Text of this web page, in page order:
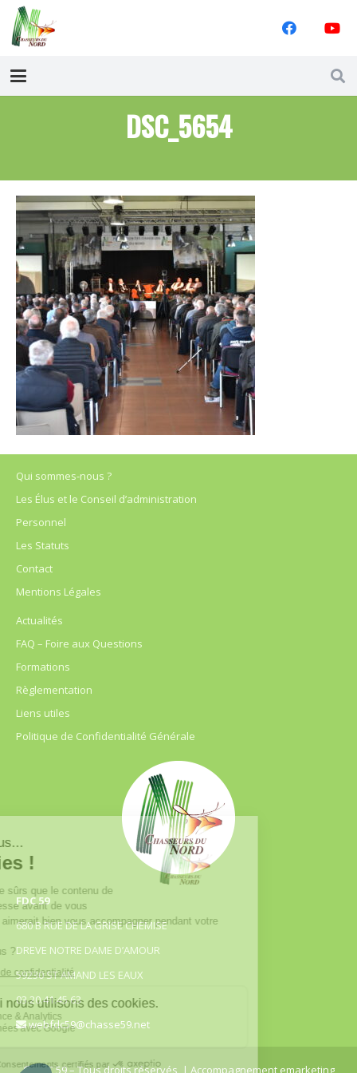
DSC_5654
Qui sommes-nous ?
Les Élus et le Conseil d’administration
Personnel
Les Statuts
Contact
Mentions Légales
Actualités
FAQ – Foire aux Questions
Formations
Règlementation
Liens utiles
Politique de Confidentialité Générale
FDC 59
680 B RUE DE LA GRISE CHEMISE
DREVE NOTRE DAME D’AMOUR
59230 ST AMAND LES EAUX
03.20.41.45.63
webfdc59@chasse59.net
© FDC 59 – Tous droits réservés | Accompagnement emarketing